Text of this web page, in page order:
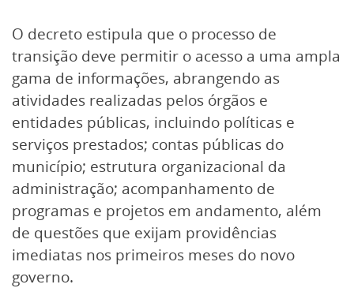
O decreto estipula que o processo de
transição deve permitir o acesso a uma ampla
gama de informações, abrangendo as
atividades realizadas pelos órgãos e
entidades públicas, incluindo políticas e
serviços prestados; contas públicas do
município; estrutura organizacional da
administração; acompanhamento de
programas e projetos em andamento, além
de questões que exijam providências
imediatas nos primeiros meses do novo
governo.